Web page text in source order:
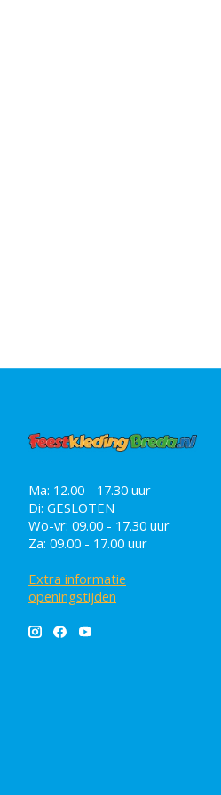
Ma: 12.00 - 17.30 uur
Di: GESLOTEN
Wo-vr: 09.00 - 17.30 uur
Za: 09.00 - 17.00 uur
Extra informatie
openingstijden